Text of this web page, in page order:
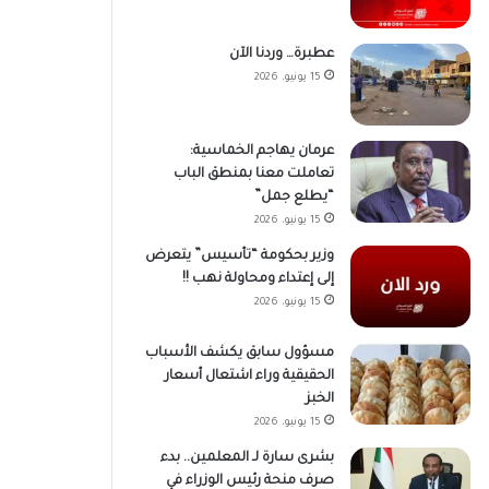
عطبرة… وردنا الآن
15 يونيو، 2026
عرمان يهاجم الخماسية:
تعاملت معنا بمنطق الباب
“يطلع جمل”
15 يونيو، 2026
وزير بحكومة “تأسيس” يتعرض
إلى إعتداء ومحاولة نهب !!
15 يونيو، 2026
مسؤول سابق يكشف الأسباب
الحقيقية وراء اشتعال أسعار
الخبز
15 يونيو، 2026
بشرى سارة لـ المعلمين.. بدء
صرف منحة رئيس الوزراء في